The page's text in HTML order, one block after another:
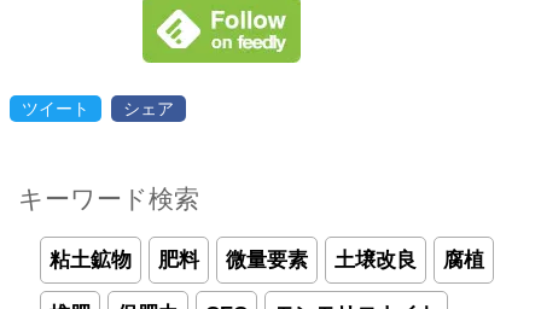
ツイート シェア
キーワード検索
粘土鉱物 肥料 微量要素 土壌改良 腐植